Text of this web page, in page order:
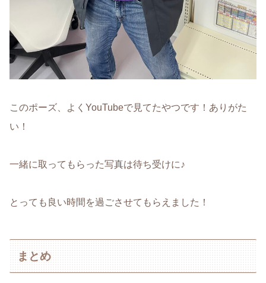
このポーズ、よくYouTubeで見てたやつです！ありがた
い！
一緒に取ってもらった写真は待ち受けに♪
とっても良い時間を過ごさせてもらえました！
まとめ